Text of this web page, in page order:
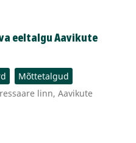
eeltalgu Aavikute
Mõttetalgud
linn, Aavikute